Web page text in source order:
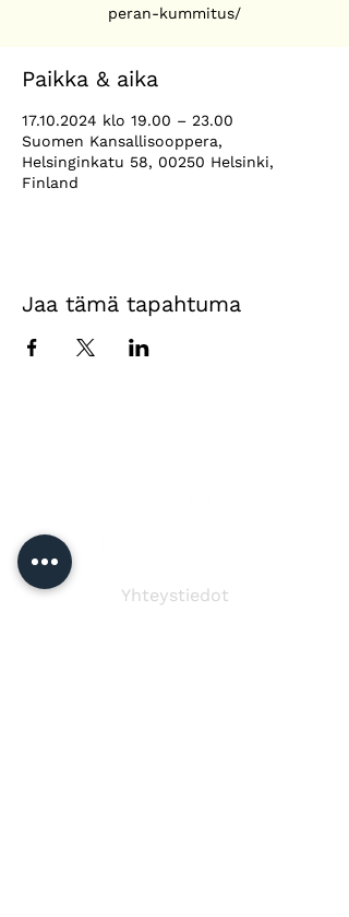
peran-kummitus/
Paikka & aika
17.10.2024 klo 19.00 – 23.00
Suomen Kansallisooppera,
Helsinginkatu 58, 00250 Helsinki,
Finland
Jaa tämä tapahtuma
Yhteystiedot